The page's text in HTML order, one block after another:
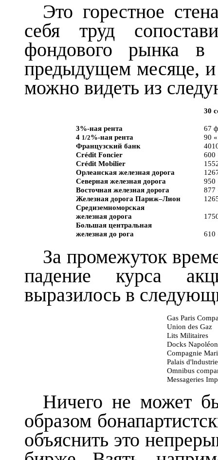
Это горестное
себя труд
фондового рынка
предыдущем месяце, и
можно видеть из
30
3%-ная рента
67
4 1/2%-ная рента
90 «
Французский банк
Crédit Foncier
600
Crédit Mobilier
Орлеанская железная дорога
Северная железная дорога
950
Восточная железная дорога
877
Железная дорога Париж–Лион
Средиземноморская
железная дорога
Большая центральная
железная до рога
610
За промежуток
падение курса
выразилось в
Gas Paris
Union des Gaz
Lits Militaires
Docks
Compagnie
Palais d'lndustrie
Omnibus
Messageries
Ничего не может
образом
объяснить это